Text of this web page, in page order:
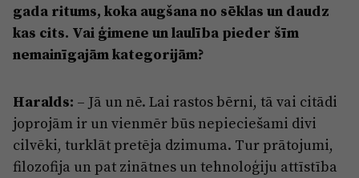
gada ritums, koka augšana no sēklas un daudz
kas cits. Vai ģimene un laulība pieder šīm
nemainīgajām kategorijām?
Haralds: – Jā un nē. Lai rastos bērni, tā vai citādi
joprojām ir un vienmēr būs nepieciešami divi
cilvēki, turklāt pretēja dzimuma. Tur prātojumi,
filozofija un pat zinātnes un tehnoloģiju attīstība